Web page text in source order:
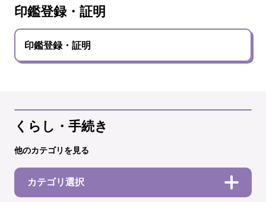
印鑑登録・証明
印鑑登録・証明
くらし・手続き
他のカテゴリを見る
カテゴリ選択